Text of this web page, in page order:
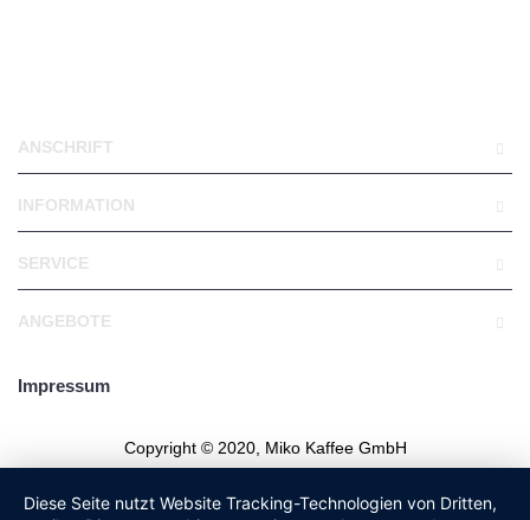
ANSCHRIFT
INFORMATION
SERVICE
ANGEBOTE
Impressum
Copyright © 2020, Miko Kaffee GmbH
Diese Seite nutzt Website Tracking-Technologien von Dritten,